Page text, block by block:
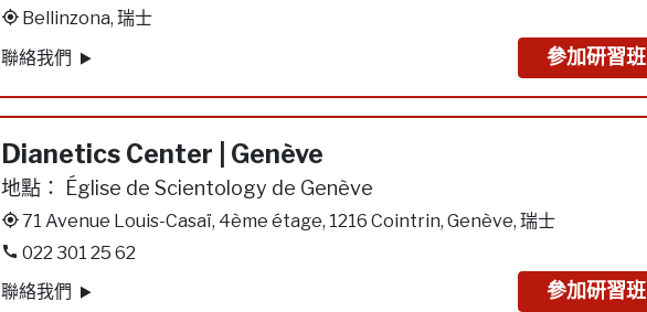
Bellinzona, 瑞士
聯絡我們
參加研習班
Dianetics Center | Genève
地點： Église de Scientology de Genève
71 Avenue Louis-Casaï, 4ème étage, 1216 Cointrin, Genève, 瑞士
022 301 25 62
聯絡我們
參加研習班